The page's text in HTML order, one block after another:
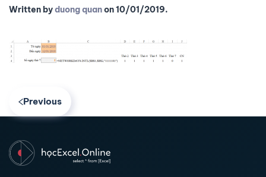
Written byduong quanon10/01/2019.
Previous